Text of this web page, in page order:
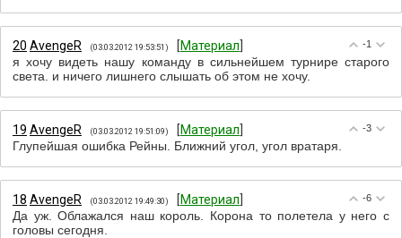
-1
20 АvengeR (03.03.2012 19:53:51) [Материал
я хочу видеть нашу команду в сильнейшем турнире старого
света. и ничего лишнего слышать об этом не хочу.
-3
19 АvengeR (03.03.2012 19:51:09) [Материал
Глупейшая ошибка Рейны. Ближний угол, угол вратаря.
-6
18 АvengeR (03.03.2012 19:49:30) [Материал
Да уж. Облажался наш король. Корона то полетела у него с
головы сегодня.